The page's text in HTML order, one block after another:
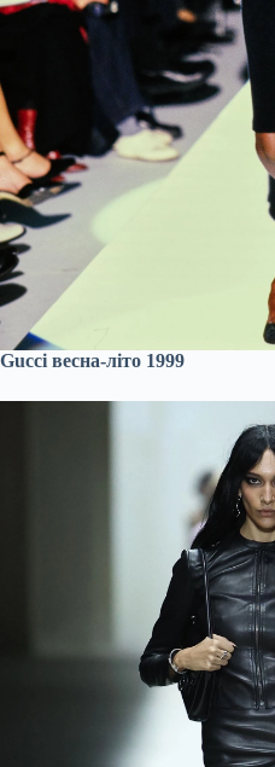
Gucci весна-літо 1999